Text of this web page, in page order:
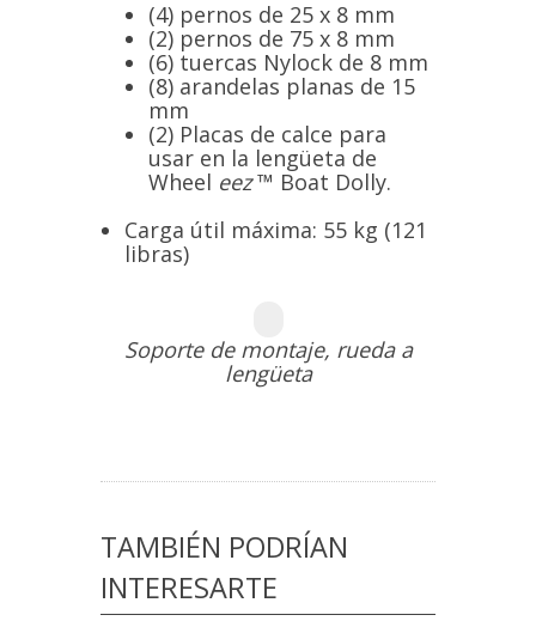
(4) pernos de 25 x 8 mm
(2) pernos de 75 x 8 mm
(6) tuercas Nylock de 8 mm
(8) arandelas planas de 15
mm
(2) Placas de calce para
usar en la lengüeta de
Wheel eez™ Boat Dolly.
Carga útil máxima: 55 kg (121
libras)
Soporte de montaje, rueda a
lengüeta
TAMBIÉN PODRÍAN
INTERESARTE